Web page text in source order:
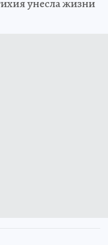
унесла жизни